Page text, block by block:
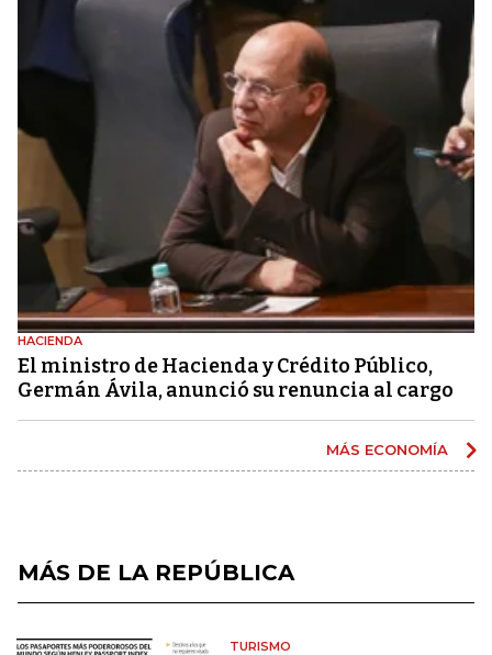
HACIENDA
El ministro de Hacienda y Crédito Público,
Germán Ávila, anunció su renuncia al cargo
MÁS ECONOMÍA
MÁS DE LA REPÚBLICA
TURISMO